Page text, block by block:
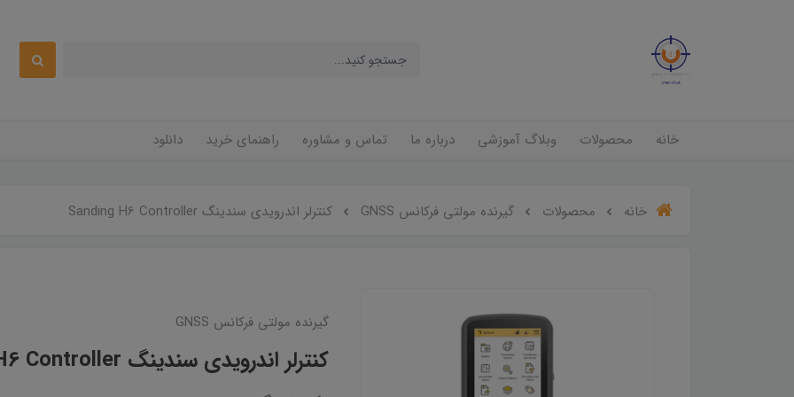
خانه محصولات وبلاگ آموزشی درباره ما تماس و مشاوره راهنمای خرید دانلود
خانه محصولات گیرنده مولتی فرکانس GNSS کنترلر اندرویدی سندینگ Sanding H6 Controller
گیرنده مولتی فرکانس GNSS
کنترلر اندرویدی سندینگ Sanding H6 Controller